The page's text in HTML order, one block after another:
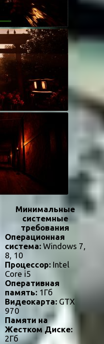
Минимальные
системные
требования
Операционная
система:Windows 7,
8, 10
Процессор:Intel
Core i5
Оперативная
память:1Гб
Видеокарта:GTX
970
Памяти на
Жестком Диске:
2Гб